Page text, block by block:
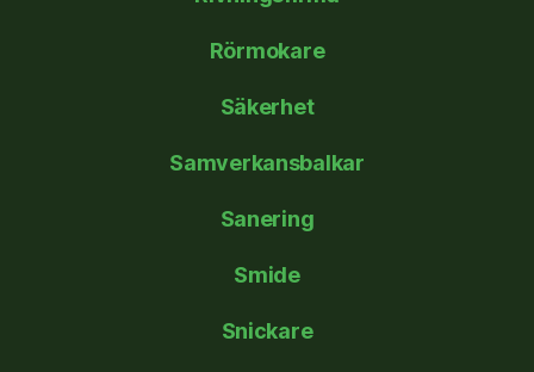
Rörmokare
Säkerhet
Samverkansbalkar
Sanering
Smide
Snickare